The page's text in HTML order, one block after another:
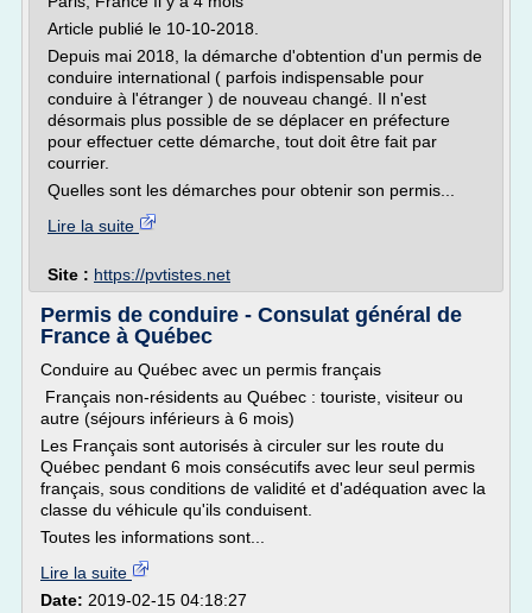
Article publié le 10-10-2018.
Depuis mai 2018, la démarche d'obtention d'un permis de
conduire international ( parfois indispensable pour
conduire à l'étranger ) de nouveau changé. Il n'est
désormais plus possible de se déplacer en préfecture
pour effectuer cette démarche, tout doit être fait par
courrier.
Quelles sont les démarches pour obtenir son permis...
Lire la suite
Site : https://pvtistes.net
Permis de conduire - Consulat général de
France à Québec
Conduire au Québec avec un permis français
Français non-résidents au Québec : touriste, visiteur ou
autre (séjours inférieurs à 6 mois)
Les Français sont autorisés à circuler sur les route du
Québec pendant 6 mois consécutifs avec leur seul permis
français, sous conditions de validité et d'adéquation avec la
classe du véhicule qu'ils conduisent.
Toutes les informations sont...
Lire la suite
Date: 2019-02-15 04:18:27